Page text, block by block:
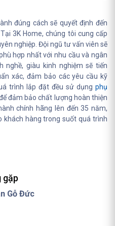
đúng cách sẽ quyết định đến
3K Home, chúng tôi cung cấp
nghiệp. Đội ngũ tư vấn viên sẽ
hợp nhất với nhu cầu và ngân
nghề, giàu kinh nghiệm sẽ tiến
xác, đảm bảo các yêu cầu kỹ
trình lắp đặt đều sử dụng phụ
đảm bảo chất lượng hoàn thiện
chính hãng lên đến 35 năm,
hàng trong suốt quá trình
gặp
Gỗ Đức